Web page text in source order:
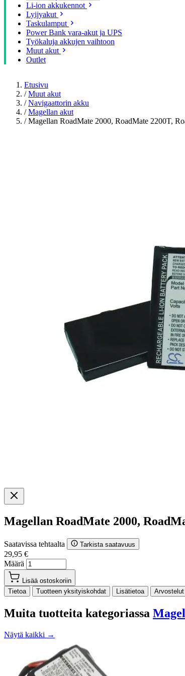
Li-ion akkukennot
Lyijyakut
Taskulamput
Power Bank vara-akut ja UPS
Työkaluja akkujen vaihtoon
Muut akut
Outlet
Etusivu
/ Muut akut
/ Navigaattorin akku
/ Magellan akut
/ Magellan RoadMate 2000, RoadMate 2200T,
Magellan RoadMate 2000,
Saatavissa tehtaalta Tarkista saatavuus
29,95 €
Määrä
Lisää ostoskoriin
Tietoa
Tuotteen yksityiskohdat Lisätietoa Arvostelut
Muita tuotteita kategoriassa
Näytä kaikki →